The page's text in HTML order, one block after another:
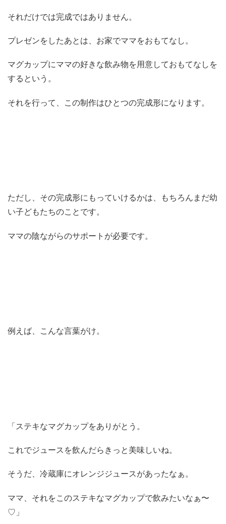
それだけでは完成ではありません。
プレゼンをしたあとは、お家でママをおもてなし。
マグカップにママの好きな飲み物を用意しておもてなしを
するという。
それを行って、この制作はひとつの完成形になります。
ただし、その完成形にもっていけるかは、もちろんまだ幼
い子どもたちのことです。
ママの陰ながらのサポートが必要です。
例えば、こんな言葉がけ。
「ステキなマグカップをありがとう。
これでジュースを飲んだらきっと美味しいね。
そうだ、冷蔵庫にオレンジジュースがあったなぁ。
ママ、それをこのステキなマグカップで飲みたいなぁ〜
♡」